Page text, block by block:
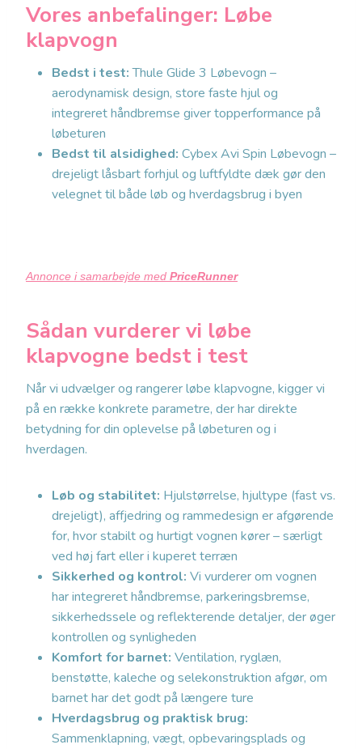
Vores anbefalinger: Løbe
klapvogn
Bedst i test:Thule Glide 3 Løbevogn –
aerodynamisk design, store faste hjul og
integreret håndbremse giver topperformance på
løbeturen
Bedst til alsidighed: Cybex Avi Spin Løbevogn –
drejeligt låsbart forhjul og luftfyldte dæk gør den
velegnet til både løb og hverdagsbrug i byen
Annonce i samarbejde med PriceRunner
Sådan vurderer vi løbe
klapvogne bedst i test
Når vi udvælger og rangerer løbe klapvogne, kigger vi
på en række konkrete parametre, der har direkte
betydning for din oplevelse på løbeturen og i
hverdagen.
Løb og stabilitet: Hjulstørrelse, hjultype (fast vs.
drejeligt), affjedring og rammedesign er afgørende
for, hvor stabilt og hurtigt vognen kører – særligt
ved høj fart eller i kuperet terræn
Sikkerhed og kontrol: Vi vurderer om vognen
har integreret håndbremse, parkeringsbremse,
sikkerhedssele og reflekterende detaljer, der øger
kontrollen og synligheden
Komfort for barnet: Ventilation, ryglæn,
benstøtte, kaleche og selekonstruktion afgør, om
barnet har det godt på længere ture
Hverdagsbrug og praktisk brug:
Sammenklapning, vægt, opbevaringsplads og